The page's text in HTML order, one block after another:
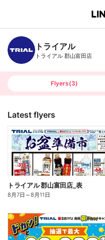
B
n
c
h
T
トライアル
トライアル 郡山富田店
Flyers(3)
Latest flyers
トライアル 郡山富田店_表
8月7日 ～8月11日